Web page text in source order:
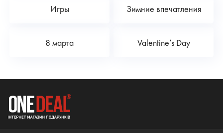
Игры Зимние впечатления
8 марта Valentine’s Day